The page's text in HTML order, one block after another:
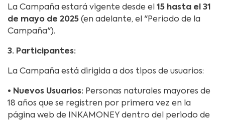
La Campaña estará vigente desde el 15 hasta el 31
de mayo de 2025 (en adelante, el "Periodo de la
Campaña").
3. Participantes:
La Campaña está dirigida a dos tipos de usuarios:
• Nuevos Usuarios: Personas naturales mayores de
18 años que se registren por primera vez en la
página web de INKAMONEY dentro del periodo de